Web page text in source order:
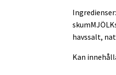
havssalt,
Kan